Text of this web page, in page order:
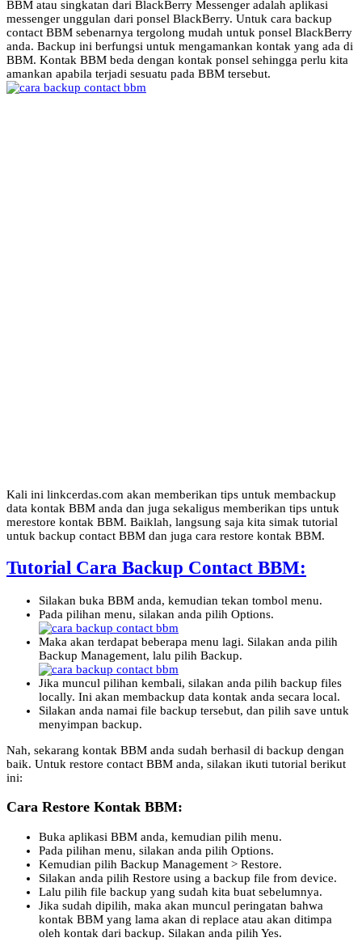
BBM atau singkatan dari BlackBerry Messenger adalah aplikasi
messenger unggulan dari ponsel BlackBerry. Untuk cara backup
contact BBM sebenarnya tergolong mudah untuk ponsel BlackBerry
anda. Backup ini berfungsi untuk mengamankan kontak yang ada di
BBM. Kontak BBM beda dengan kontak ponsel sehingga perlu kita
amankan apabila terjadi sesuatu pada BBM tersebut.
Kali ini linkcerdas.com akan memberikan tips untuk membackup
data kontak BBM anda dan juga sekaligus memberikan tips untuk
merestore kontak BBM. Baiklah, langsung saja kita simak tutorial
untuk backup contact BBM dan juga cara restore kontak BBM.
Tutorial Cara Backup Contact BBM:
Silakan buka BBM anda, kemudian tekan tombol menu.
Pada pilihan menu, silakan anda pilih Options.
Maka akan terdapat beberapa menu lagi. Silakan anda pilih
Backup Management, lalu pilih Backup.
Jika muncul pilihan kembali, silakan anda pilih backup files
locally. Ini akan membackup data kontak anda secara local.
Silakan anda namai file backup tersebut, dan pilih save untuk
menyimpan backup.
Nah, sekarang kontak BBM anda sudah berhasil di backup dengan
baik. Untuk restore contact BBM anda, silakan ikuti tutorial berikut
ini:
Cara Restore Kontak BBM:
Buka aplikasi BBM anda, kemudian pilih menu.
Pada pilihan menu, silakan anda pilih Options.
Kemudian pilih Backup Management > Restore.
Silakan anda pilih Restore using a backup file from device.
Lalu pilih file backup yang sudah kita buat sebelumnya.
Jika sudah dipilih, maka akan muncul peringatan bahwa
kontak BBM yang lama akan di replace atau akan ditimpa
oleh kontak dari backup. Silakan anda pilih Yes.